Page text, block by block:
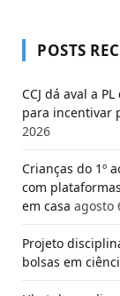
POSTS
CCJ dá aval a
para incentivar
2026
Crianças do 1º
com
em casa agosto
Projeto
bolsas em